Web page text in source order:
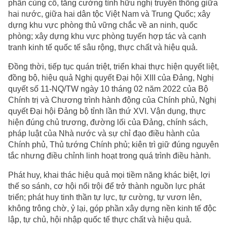
phần củng cố, tăng cường tình hữu nghị truyền thống giữa
hai nước, giữa hai dân tộc Việt Nam và Trung Quốc; xây
dựng khu vực phòng thủ vững chắc về an ninh, quốc
phòng; xây dựng khu vực phòng tuyến hợp tác và cạnh
tranh kinh tế quốc tế sâu rộng, thực chất và hiệu quả.
Đồng thời, tiếp tục quán triệt, triển khai thực hiện quyết liệt,
đồng bộ, hiệu quả Nghị quyết Đại hội XIII của Đảng, Nghị
quyết số 11-NQ/TW ngày 10 tháng 02 năm 2022 của Bộ
Chính trị và Chương trình hành động của Chính phủ, Nghị
quyết Đại hội Đảng bộ tỉnh lần thứ XVI. Vận dụng, thực
hiện đúng chủ trương, đường lối của Đảng, chính sách,
pháp luật của Nhà nước và sự chỉ đạo điều hành của
Chính phủ, Thủ tướng Chính phủ; kiên trì giữ đúng nguyên
tắc nhưng điều chỉnh linh hoạt trong quá trình điều hành.
Phát huy, khai thác hiệu quả mọi tiềm năng khác biệt, lợi
thế so sánh, cơ hội nổi trội để trở thành nguồn lực phát
triển; phát huy tinh thần tự lực, tự cường, tự vươn lên,
không trông chờ, ỷ lại, góp phần xây dựng nền kinh tế độc
lập, tự chủ, hội nhập quốc tế thực chất và hiệu quả.